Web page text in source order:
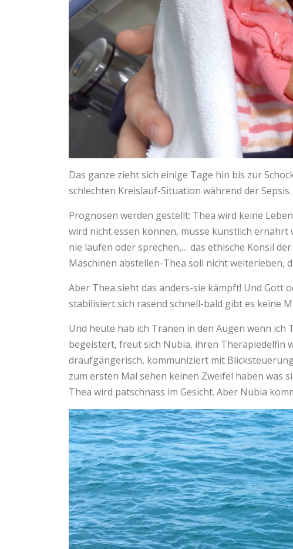
Das ganze zieht sich einige Tage hin bis zur
schlechten Kreislauf-Situation während der Sepsis.
Prognosen werden gestellt: Thea wird keine
wird nicht essen können, müsse künstlich
nie laufen oder sprechen,… das ethische Konsil
Maschinen abstellen-Thea soll nicht weiterleben,
Aber Thea sieht das anders-sie kämpft! Und Gott
stabilisiert sich rasend schnell-bald gibt es keine
Und heute hab ich Tränen in den Augen wenn
begeistert, freut sich Nubia, ihren Therapiedelfin
draufgängerisch, kommuniziert mit
zum ersten Mal sehen keinen Zweifel haben was
Thea wird patschnass im Gesicht. Aber Nubia